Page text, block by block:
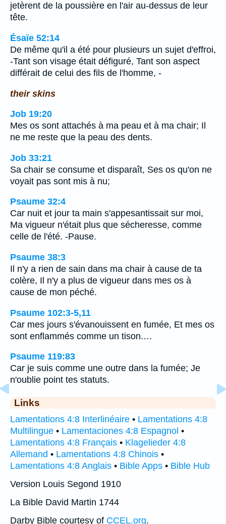
jetèrent de la poussière en l'air au-dessus de leur
tête.
Ésaïe 52:14
De même qu'il a été pour plusieurs un sujet d'effroi,
-Tant son visage était défiguré, Tant son aspect
différait de celui des fils de l'homme, -
their skins
Job 19:20
Mes os sont attachés à ma peau et à ma chair; Il
ne me reste que la peau des dents.
Job 33:21
Sa chair se consume et disparaît, Ses os qu'on ne
voyait pas sont mis à nu;
Psaume 32:4
Car nuit et jour ta main s'appesantissait sur moi,
Ma vigueur n'était plus que sécheresse, comme
celle de l'été. -Pause.
Psaume 38:3
Il n'y a rien de sain dans ma chair à cause de ta
colère, Il n'y a plus de vigueur dans mes os à
cause de mon péché.
Psaume 102:3-5,11
Car mes jours s'évanouissent en fumée, Et mes os
sont enflammés comme un tison.…
Psaume 119:83
Car je suis comme une outre dans la fumée; Je
n'oublie point tes statuts.
Links
Lamentations 4:8 Interlinéaire • Lamentations 4:8
Multilingue • Lamentaciones 4:8 Espagnol •
Lamentations 4:8 Français • Klagelieder 4:8
Allemand • Lamentations 4:8 Chinois •
Lamentations 4:8 Anglais • Bible Apps • Bible Hub
Version Louis Segond 1910
La Bible David Martin 1744
Darby Bible courtesy of CCEL.org.